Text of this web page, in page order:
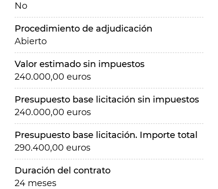
No
Procedimiento de adjudicación
Abierto
Valor estimado sin impuestos
240.000,00 euros
Presupuesto base licitación sin impuestos
240.000,00 euros
Presupuesto base licitación. Importe total
290.400,00 euros
Duración del contrato
24 meses